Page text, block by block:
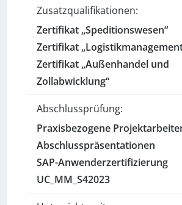
Zusatzqualifikationen:
Zertifikat „Speditionswesen“
Zertifikat
Zertifikat „Außenhandel und
Zollabwicklung“
Abschlussprüfung:
Praxisbezogene
Abschlusspräsentationen
SAP-Anwenderzertifizierung
UC_MM_S42023